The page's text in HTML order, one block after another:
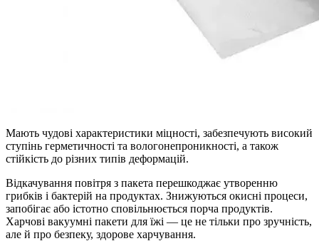
Мають чудові характеристики міцності, забезпечують високий
ступінь герметичності та вологонепроникності, а також
стійкість до різних типів деформацій.
Відкачування повітря з пакета перешкоджає утворенню
грибків і бактерій на продуктах. Знижуються окисні процеси,
запобігає або істотно сповільнюється порча продуктів.
Харчові вакуумні пакети для їжі — це не тільки про зручність,
але й про безпеку, здорове харчування.